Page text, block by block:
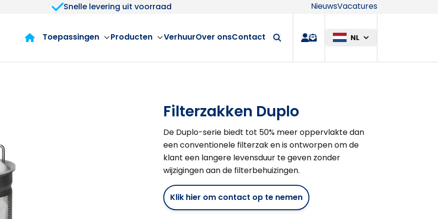
Snelle levering uit voorraad NieuwsVacatures
Toepassingen
Producten VerhuurOver onsContact quote NL
Filterzakken Duplo
De Duplo-serie biedt tot 50% meer oppervlakte dan
een conventionele filterzak en is ontworpen om de
klant een langere levensduur te geven zonder
wijzigingen aan de filterbehuizingen.
Klik hier om contact op te nemen